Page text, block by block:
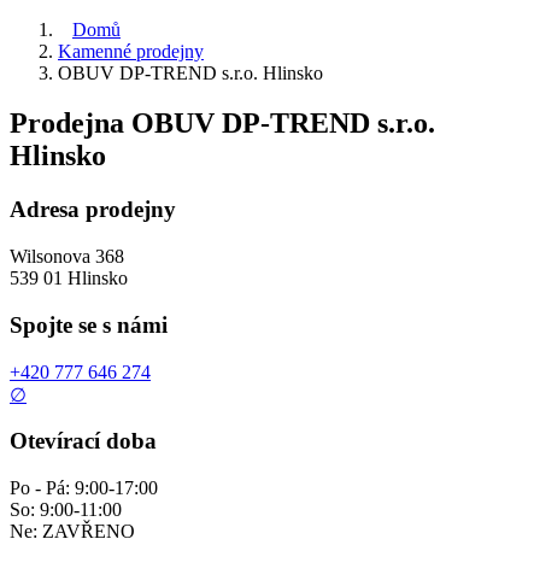
Domů
Kamenné prodejny
OBUV DP-TREND s.r.o. Hlinsko
Prodejna OBUV DP-TREND s.r.o.
Hlinsko
Adresa prodejny
Wilsonova 368
539 01 Hlinsko
Spojte se s námi
+420 777 646 274
∅
Otevírací doba
Po - Pá: 9:00-17:00
So: 9:00-11:00
Ne: ZAVŘENO